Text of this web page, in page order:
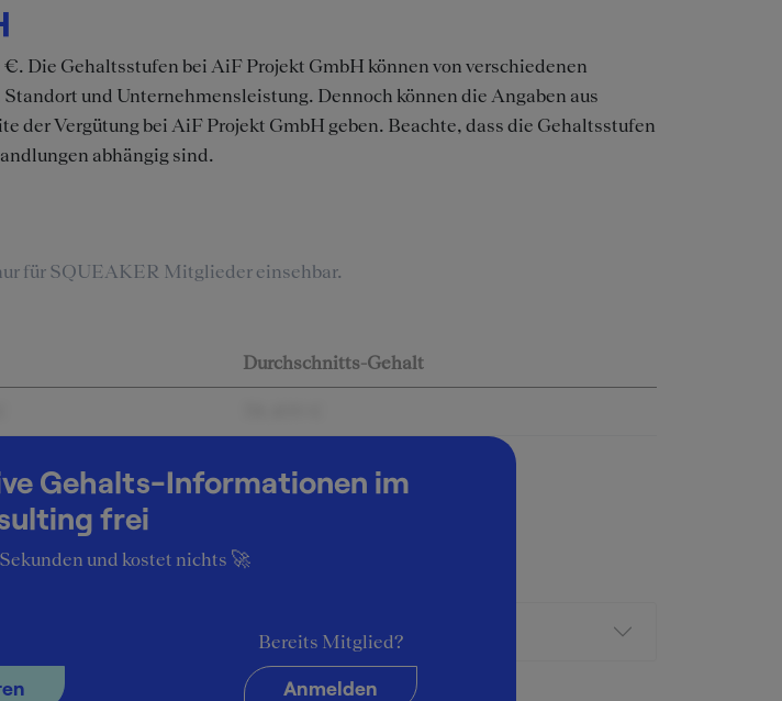
Die Gehaltsstufen bei AiF Projekt GmbH können von verschiedenen
und Unternehmensleistung. Dennoch können die Angaben aus
Vergütung bei AiF Projekt GmbH geben. Beachte, dass die Gehaltsstufen
abhängig sind.
für SQUEAKER Mitglieder einsehbar.
Durchschnitts-Gehalt
Gehalts-Informationen im
frei
und kostet nichts 🚀
Bereits Mitglied?
Anmelden